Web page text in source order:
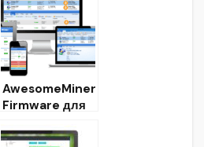
AwesomeMiner
Firmware для
прошивки